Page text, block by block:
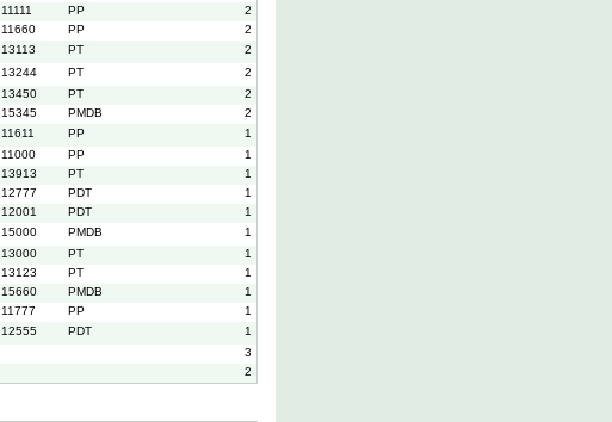
11111 PP
2
11660 PP
2
13113 PT
2
13244 PT
2
13450 PT
2
15345 PMDB
2
11611 PP
1
11000 PP
1
13913 PT
1
12777 PDT
1
12001 PDT
1
15000 PMDB
1
13000 PT
1
13123 PT
1
15660 PMDB
1
11777 PP
1
12555 PDT
1
3
2